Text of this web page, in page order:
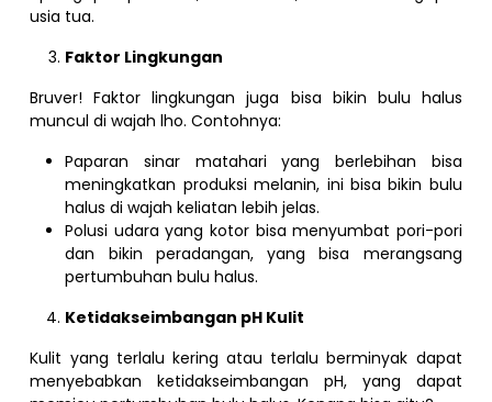
usia tua.
Faktor Lingkungan
Bruver! Faktor lingkungan juga bisa bikin bulu halus
muncul di wajah lho. Contohnya:
Paparan sinar matahari yang berlebihan bisa
meningkatkan produksi melanin, ini bisa bikin bulu
halus di wajah keliatan lebih jelas.
Polusi udara yang kotor bisa menyumbat pori-pori
dan bikin peradangan, yang bisa merangsang
pertumbuhan bulu halus.
Ketidakseimbangan pH Kulit
Kulit yang terlalu kering atau terlalu berminyak dapat
menyebabkan ketidakseimbangan pH, yang dapat